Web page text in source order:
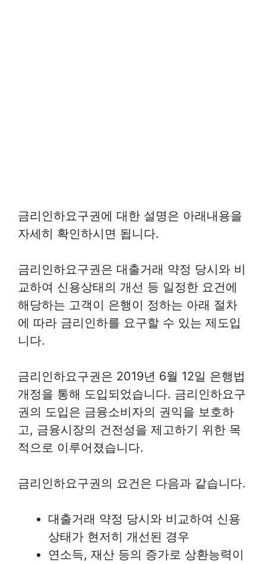
금리인하요구권에 대한 설명은 아래내용을
자세히 확인하시면 됩니다.
금리인하요구권은 대출거래 약정 당시와 비
교하여 신용상태의 개선 등 일정한 요건에
해당하는 고객이 은행이 정하는 아래 절차
에 따라 금리인하를 요구할 수 있는 제도입
니다.
금리인하요구권은 2019년 6월 12일 은행법
개정을 통해 도입되었습니다. 금리인하요구
권의 도입은 금융소비자의 권익을 보호하
고, 금융시장의 건전성을 제고하기 위한 목
적으로 이루어졌습니다.
금리인하요구권의 요건은 다음과 같습니다.
대출거래 약정 당시와 비교하여 신용
상태가 현저히 개선된 경우
연소득, 재산 등의 증가로 상환능력이